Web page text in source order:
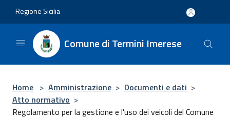
Regione Sicilia
Comune di Termini Imerese
Home > Amministrazione > Documenti e dati >
Atto normativo >
Regolamento per la gestione e l'uso dei veicoli del Comune